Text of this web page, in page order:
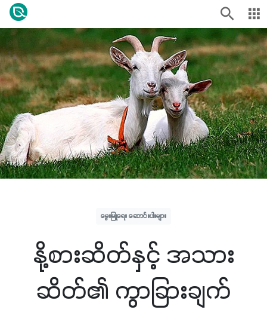
မွေးမြူရေး ဆောင်းပါးများ
နို့စားဆိတ်နှင့် အသား
ဆိတ်၏ ကွာခြားချက်